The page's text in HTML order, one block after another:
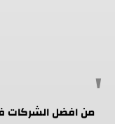
من افضل الشركات